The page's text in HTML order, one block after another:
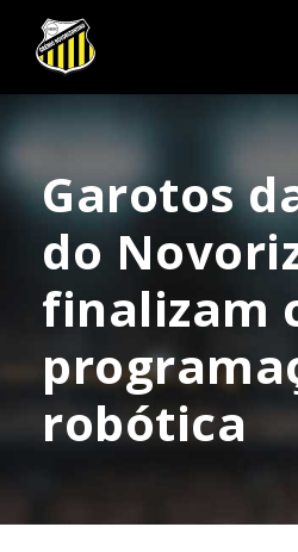
Garotos
do
finalizam
robótica